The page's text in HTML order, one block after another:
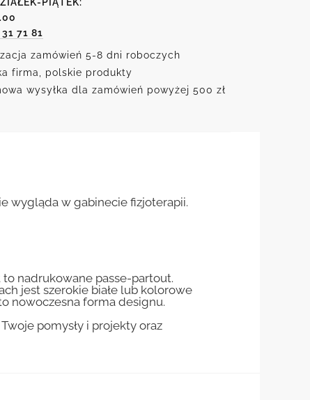
71 81
zamówień 5-8 dni roboczych
firma, polskie produkty
wysyłka dla zamówień powyżej 500 zł
wygląda w gabinecie fizjoterapii.
nadrukowane passe-partout.
jest szerokie białe lub kolorowe
nowoczesna forma designu.
pomysły i projekty oraz